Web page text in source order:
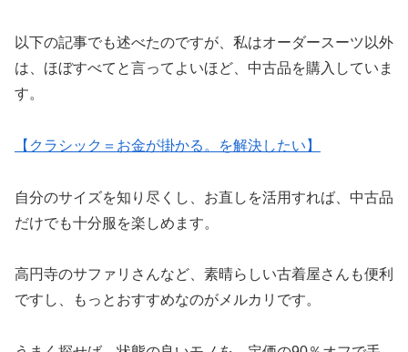
以下の記事でも述べたのですが、私はオーダースーツ以外
は、ほぼすべてと言ってよいほど、中古品を購入していま
す。
【クラシック＝お金が掛かる。を解決したい】
自分のサイズを知り尽くし、お直しを活用すれば、中古品
だけでも十分服を楽しめます。
高円寺のサファリさんなど、素晴らしい古着屋さんも便利
ですし、もっとおすすめなのがメルカリです。